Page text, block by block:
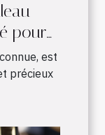
pour
est
précieux